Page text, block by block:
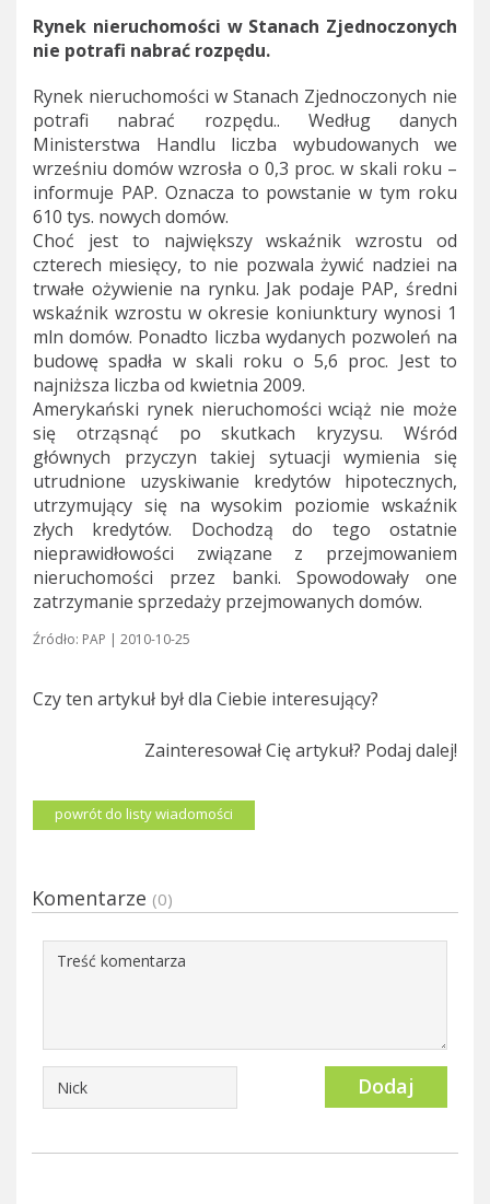
Rynek nieruchomości w Stanach Zjednoczonych
nie potrafi nabrać rozpędu.
Rynek nieruchomości w Stanach Zjednoczonych nie
potrafi nabrać rozpędu.. Według danych
Ministerstwa Handlu liczba wybudowanych we
wrześniu domów wzrosła o 0,3 proc. w skali roku –
informuje PAP. Oznacza to powstanie w tym roku
610 tys. nowych domów.
Choć jest to największy wskaźnik wzrostu od
czterech miesięcy, to nie pozwala żywić nadziei na
trwałe ożywienie na rynku. Jak podaje PAP, średni
wskaźnik wzrostu w okresie koniunktury wynosi 1
mln domów. Ponadto liczba wydanych pozwoleń na
budowę spadła w skali roku o 5,6 proc. Jest to
najniższa liczba od kwietnia 2009.
Amerykański rynek nieruchomości wciąż nie może
się otrząsnąć po skutkach kryzysu. Wśród
głównych przyczyn takiej sytuacji wymienia się
utrudnione uzyskiwanie kredytów hipotecznych,
utrzymujący się na wysokim poziomie wskaźnik
złych kredytów. Dochodzą do tego ostatnie
nieprawidłowości związane z przejmowaniem
nieruchomości przez banki. Spowodowały one
zatrzymanie sprzedaży przejmowanych domów.
Źródło: PAP | 2010-10-25
Czy ten artykuł był dla Ciebie interesujący?
Zainteresował Cię artykuł? Podaj dalej!
powrót do listy wiadomości
Komentarze (0)
Dodaj